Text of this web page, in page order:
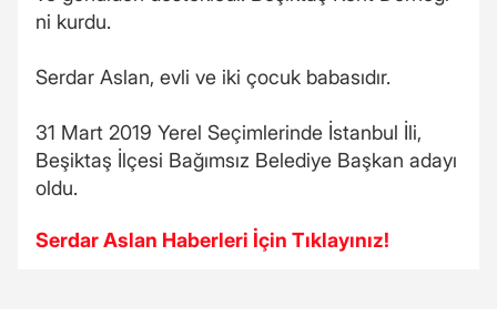
ni kurdu.
Serdar Aslan, evli ve iki çocuk babasıdır.
31 Mart 2019 Yerel Seçimlerinde İstanbul İli,
Beşiktaş İlçesi Bağımsız Belediye Başkan adayı
oldu.
Serdar Aslan Haberleri İçin Tıklayınız!